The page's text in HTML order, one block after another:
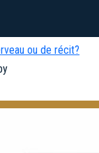
ou de récit?